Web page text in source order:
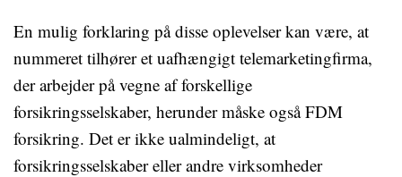
En mulig forklaring på disse oplevelser kan være, at
nummeret tilhører et uafhængigt telemarketingfirma,
der arbejder på vegne af forskellige
forsikringsselskaber, herunder måske også FDM
forsikring. Det er ikke ualmindeligt, at
forsikringsselskaber eller andre virksomheder